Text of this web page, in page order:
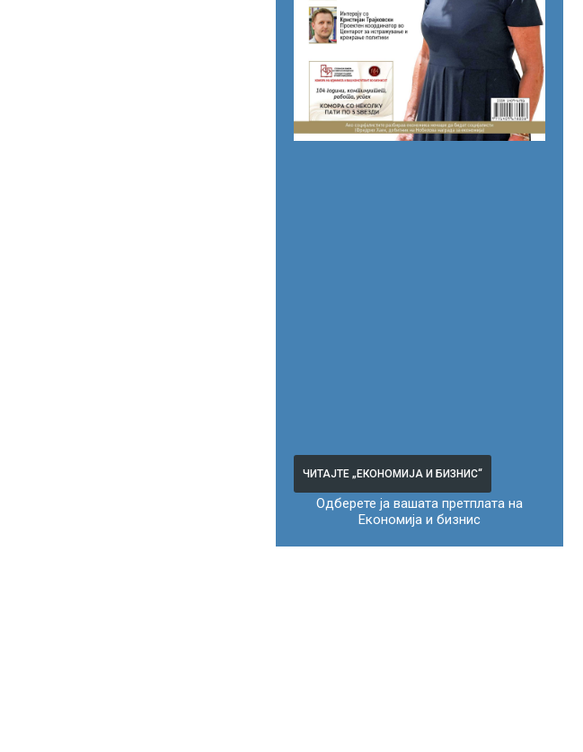
ЧИТАЈТЕ „ЕКОНОМИЈА И БИЗНИС“
Одберете ја вашата претплата на
Економија и бизнис